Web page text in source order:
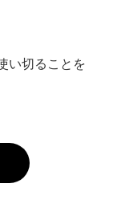
い切ることを